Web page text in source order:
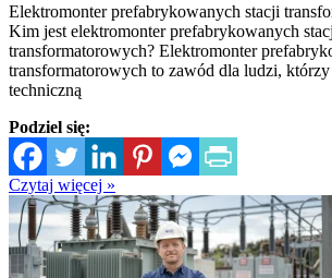
Elektromonter prefabrykowanych stacji
Kim jest elektromonter prefabrykowanych
transformatorowych? Elektromonter
transformatorowych to zawód dla ludzi,
techniczną
Podziel się:
Czytaj więcej »